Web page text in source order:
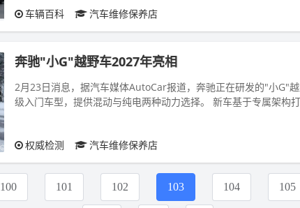
车辆百科 汽车维修保养店
奔驰"小G"越野车2027年亮相
2月23日消息，据汽车媒体AutoCar报道，奔驰正在研发的"小G"
级入门车型，提供混动与纯电两种动力选择。 新车基于专属架构打造，采用大量定制零件。混动
权威检测 汽车维修保养店
100 101 102 103 104 105